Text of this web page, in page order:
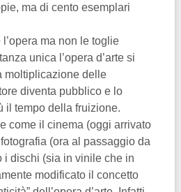
ma di cento esemplari
ma non le toglie
unica l’opera d’arte si
moltiplicazione delle
diventa pubblico e lo
il tempo della fruizione.
come il cinema (oggi arrivato
(ora al passaggio da
i dischi (sia in vinile che in
modificato il concetto